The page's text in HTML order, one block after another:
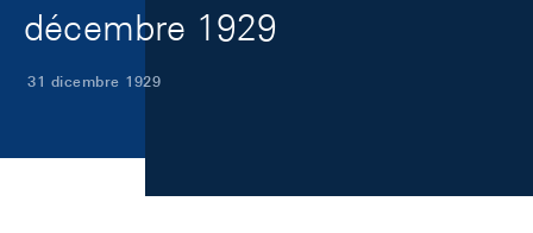
décembre 1929
31 dicembre 1929